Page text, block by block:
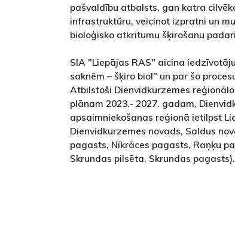
pašvaldību atbalsts, gan katra
infrastruktūru, veicinot izpratni un
bioloģisko atkritumu šķirošanu
SIA "Liepājas RAS" aicina
saknēm – šķiro bio!" un par šo
Atbilstoši Dienvidkurzemes
plānam 2023.- 2027. gadam,
apsaimniekošanas reģionā ietilpst
Dienvidkurzemes novads, Saldus
pagasts, Nīkrāces pagasts, Raņķu
Skrundas pilsēta, Skrundas pagasts).